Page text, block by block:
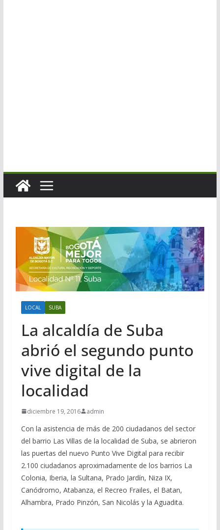
LOCAL SUBA
La alcaldía de Suba
abrió el segundo punto
vive digital de la
localidad
diciembre 19, 2016 admin
Con la asistencia de más de 200 ciudadanos del sector
del barrio Las Villas de la localidad de Suba, se abrieron
las puertas del nuevo Punto Vive Digital para recibir
2.100 ciudadanos aproximadamente de los barrios La
Colonia, Iberia, la Sultana, Prado Jardín, Niza IX,
Canódromo, Atabanza, el Recreo Frailes, el Batan,
Alhambra, Prado Pinzón, San Nicolás y la Aguadita.